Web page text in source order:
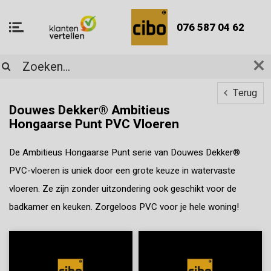
076 587 04 62
Terug
Douwes Dekker® Ambitieus
Hongaarse Punt PVC Vloeren
De Ambitieus Hongaarse Punt serie van Douwes Dekker®
PVC-vloeren is uniek door een grote keuze in watervaste
vloeren. Ze zijn zonder uitzondering ook geschikt voor de
badkamer en keuken. Zorgeloos PVC voor je hele woning!